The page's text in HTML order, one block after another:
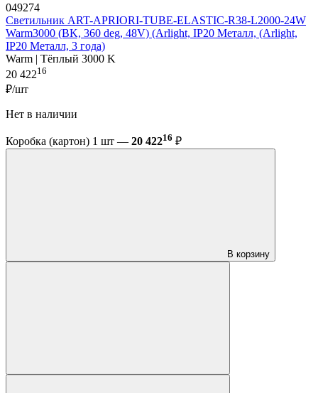
049274
Светильник ART-APRIORI-TUBE-ELASTIC-R38-L2000-24W
Warm3000 (BK, 360 deg, 48V) (Arlight, IP20 Металл, (Arlight,
IP20 Металл, 3 года)
Warm | Тёплый 3000 K
20 42216
₽/шт
Нет в наличии
Коробка (картон) 1 шт — 20 42216 ₽
В корзину